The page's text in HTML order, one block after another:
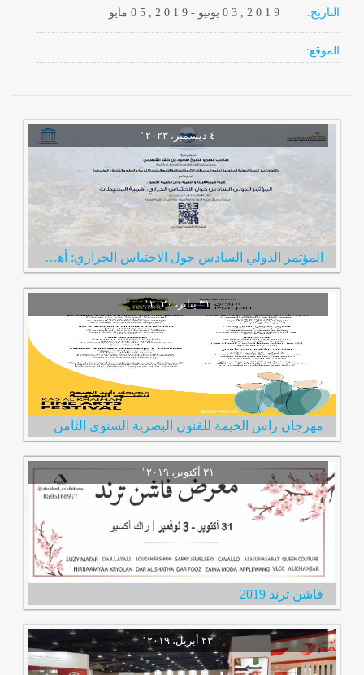
التاريخ: 0 5 , 2 0 1 9- يونيو 0 3 , 2 0 1 9
الموقع:
المؤتمر الدولي السادس حول الاحتباس الحراري: أهمية المحيطات
‏٣١ يناير، ٢٠٢٠‏ ‏'‏
مهرجان راس الخيمة للفنون البصرية السنوي الثامن
فاشن ترند 2019
‏٢٣ أبريل، ٢٠١٩‏ ‏'‏